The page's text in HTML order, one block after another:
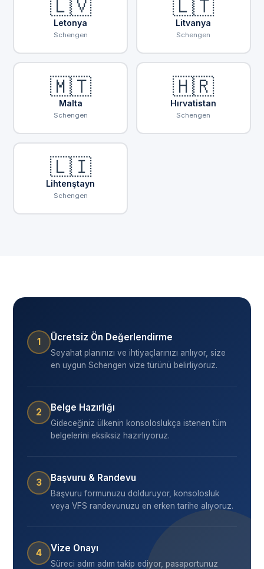
🇱🇻
Letonya
Schengen
🇱🇹
Litvanya
Schengen
🇲🇹
Malta
Schengen
🇭🇷
Hırvatistan
Schengen
🇱🇮
Lihtenştayn
Schengen
1 Ücretsiz Ön Değerlendirme
Seyahat planınızı ve ihtiyaçlarınızı anlıyor, size
en uygun Schengen vize türünü belirliyoruz.
2 Belge Hazırlığı
Gideceğiniz ülkenin konsoloslukça istenen tüm
belgelerini eksiksiz hazırlıyoruz.
3 Başvuru & Randevu
Başvuru formunuzu dolduruyor, konsolosluk
veya VFS randevunuzu en erken tarihe alıyoruz.
4 Vize Onayı
Süreci adım adım takip ediyor, pasaportunuz